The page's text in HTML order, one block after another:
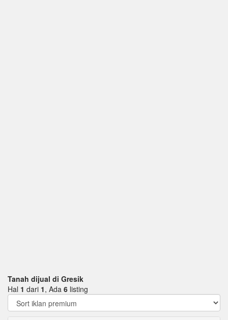
Tanah dijual di Gresik
Hal 1 dari 1, Ada 6 listing